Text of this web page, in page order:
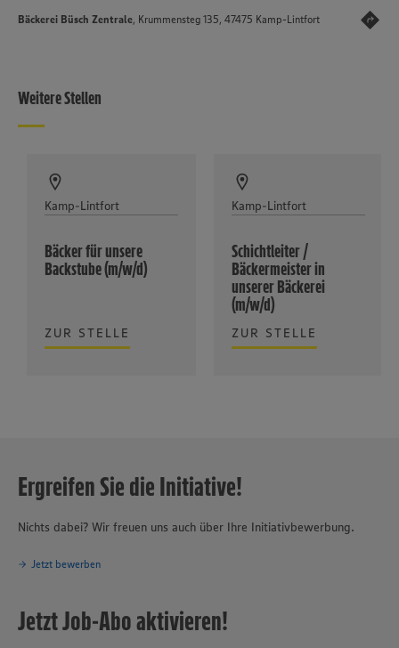
Bäckerei Büsch Zentrale, Krummensteg 135, 47475 Kamp-Lintfort
Weitere Stellen
Kamp-Lintfort
Bäcker für unsere
Backstube (m/w/d)
ZUR STELLE
Kamp-Lintfort
Schichtleiter /
Bäckermeister in
unserer Bäckerei
(m/w/d)
ZUR STELLE
Ergreifen Sie die Initiative!
Nichts dabei? Wir freuen uns auch über Ihre Initiativbewerbung.
Jetzt bewerben
Jetzt Job-Abo aktivieren!